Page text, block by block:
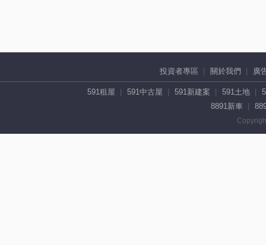
投資者專區 關於我們 廣
591租屋 591中古屋 591新建案 591土地
8891新車